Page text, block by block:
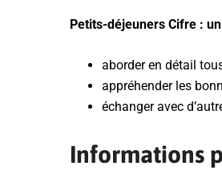
Petits-déjeuners Cifre :
aborder en détail
appréhender les
échanger avec
Informations